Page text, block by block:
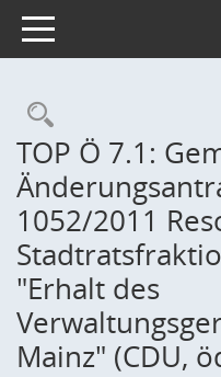
Toggle navigation
TOP Ö 7.1:
1052/2011
"Erhalt des
Mainz" (CDU,